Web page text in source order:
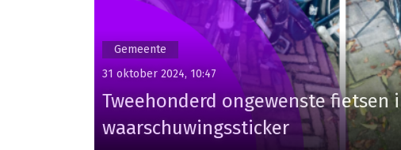
Gemeente
31 oktober 2024, 10:47
Tweehonderd ongewenste fietsen
waarschuwingssticker